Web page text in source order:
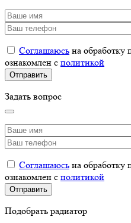
Соглашаюсь на обработку
ознакомлен с политикой
Задать вопрос
Соглашаюсь на обработку
ознакомлен с политикой
Подобрать радиатор